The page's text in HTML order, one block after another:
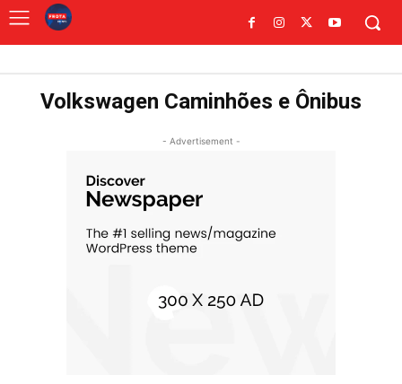
Volkswagen Caminhões e Ônibus
- Advertisement -